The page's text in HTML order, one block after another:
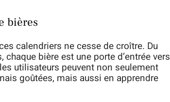
bières
calendriers ne cesse de croître. Du
bière est une porte d’entrée vers
utilisateurs peuvent non seulement
goûtées, mais aussi en apprendre